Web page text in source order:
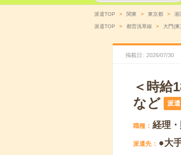
派遣TOP 関東 東京都 港
派遣TOP 都営浅草線 大門(東
掲載日 2026/07/30
＜時給
など
派遣
職種 経理
派遣先 ●大